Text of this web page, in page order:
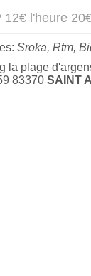
12€ l'heure
Sroka, Rtm,
la plage
83370 SAINT